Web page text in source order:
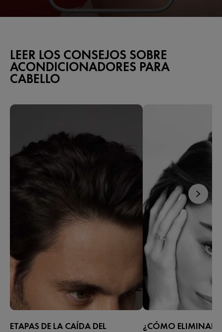
LEER LOS CONSEJOS SOBRE
ACONDICIONADORES PARA
CABELLO
ETAPAS DE LA CAÍDA DEL
¿CÓMO ELIMINAR